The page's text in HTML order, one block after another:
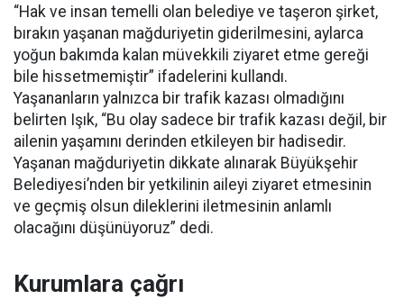
“Hak ve insan temelli olan belediye ve taşeron şirket,
bırakın yaşanan mağduriyetin giderilmesini, aylarca
yoğun bakımda kalan müvekkili ziyaret etme gereği
bile hissetmemiştir” ifadelerini kullandı.
Yaşananların yalnızca bir trafik kazası olmadığını
belirten Işık, “Bu olay sadece bir trafik kazası değil, bir
ailenin yaşamını derinden etkileyen bir hadisedir.
Yaşanan mağduriyetin dikkate alınarak Büyükşehir
Belediyesi’nden bir yetkilinin aileyi ziyaret etmesinin
ve geçmiş olsun dileklerini iletmesinin anlamlı
olacağını düşünüyoruz” dedi.
Kurumlara çağrı